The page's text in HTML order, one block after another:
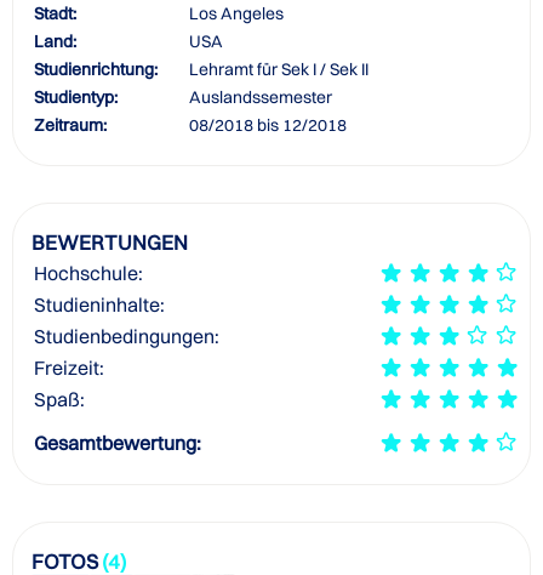
Stadt:
Los Angeles
Land:
USA
Studienrichtung:
Lehramt für Sek I / Sek II
Studientyp:
Auslandssemester
Zeitraum:
08/2018 bis 12/2018
BEWERTUNGEN
Hochschule:
Studieninhalte:
Studienbedingungen:
Freizeit:
Spaß:
Gesamtbewertung:
FOTOS(4)